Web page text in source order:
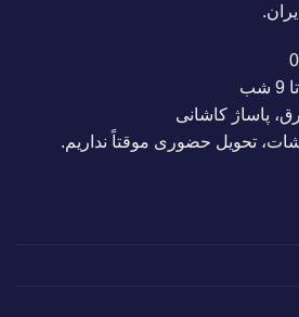
پاساژ کاشانی
تحویل حضوری موقتاً نداریم.